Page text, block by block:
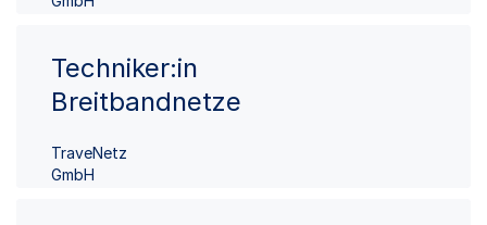
Techniker:in
Breitbandnetze
TraveNetz
GmbH